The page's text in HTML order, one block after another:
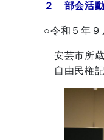
２ 部会活
○令和５年
安芸市所蔵
自由民権記